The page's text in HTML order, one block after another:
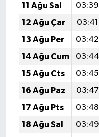
11 Ağu Sal
03:39
12 Ağu Çar
03:41
13 Ağu Per
03:42
14 Ağu Cum
03:44
15 Ağu Cts
03:45
16 Ağu Paz
03:47
17 Ağu Pts
03:48
18 Ağu Sal
03:49